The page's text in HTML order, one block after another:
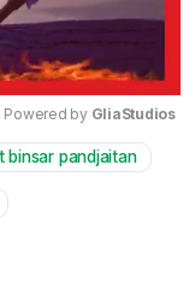
Mute
Powered by GliaStudios
binsar pandjaitan